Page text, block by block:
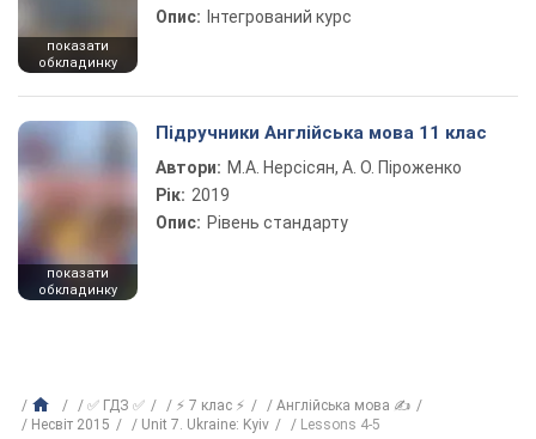
показати
обкладинку
Опис: Інтегрований курс
показати
обкладинку
Підручники Англійська мова 11 клас
Автори: М.А. Нерсісян, А. О. Піроженко
Рік: 2019
Опис: Рівень стандарту
✅ ГДЗ ✅ ⚡ 7 клас ⚡
Англійська мова ✍
Несвіт 2015
Unit 7. Ukraine: Kyiv Lessons 4-5